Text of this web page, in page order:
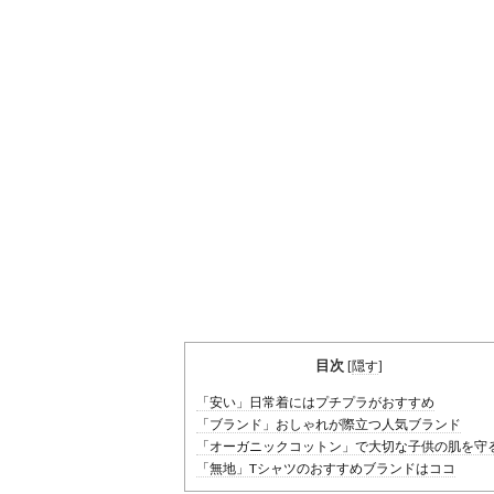
目次 [隠す]
「安い」日常着にはプチプラがおすすめ
「ブランド」おしゃれが際立つ人気ブランド
「オーガニックコットン」で大切な子供の肌を守
「無地」Tシャツのおすすめブランドはココ